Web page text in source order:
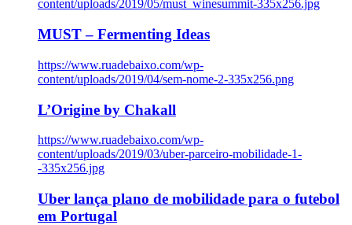
content/uploads/2019/05/must_winesummit-335x256.jpg
MUST – Fermenting Ideas
https://www.ruadebaixo.com/wp-
content/uploads/2019/04/sem-nome-2-335x256.png
L’Origine by Chakall
https://www.ruadebaixo.com/wp-
content/uploads/2019/03/uber-parceiro-mobilidade-1-
-335x256.jpg
Uber lança plano de mobilidade para o futebol
em Portugal